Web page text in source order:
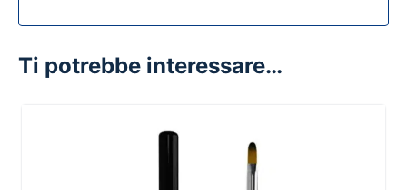
Ti potrebbe interessare…